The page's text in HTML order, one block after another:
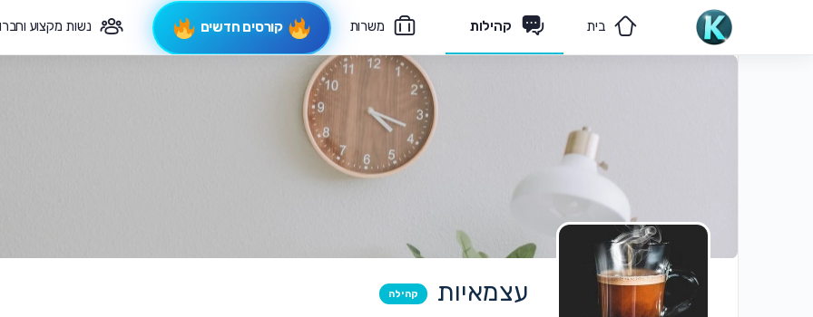
בית קהילות משרות קורסים חדשים נשות מקצוע
פיקוח תורני
עצמאיות קהילה